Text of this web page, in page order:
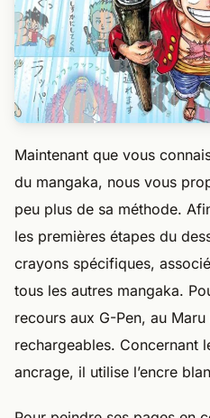
Maintenant que vous
du mangaka, nous vous
peu plus de sa méthode.
les premières étapes du
crayons spécifiques,
tous les autres mangaka.
recours aux G-Pen, au
rechargeables. Concernant
ancrage, il utilise l’encre